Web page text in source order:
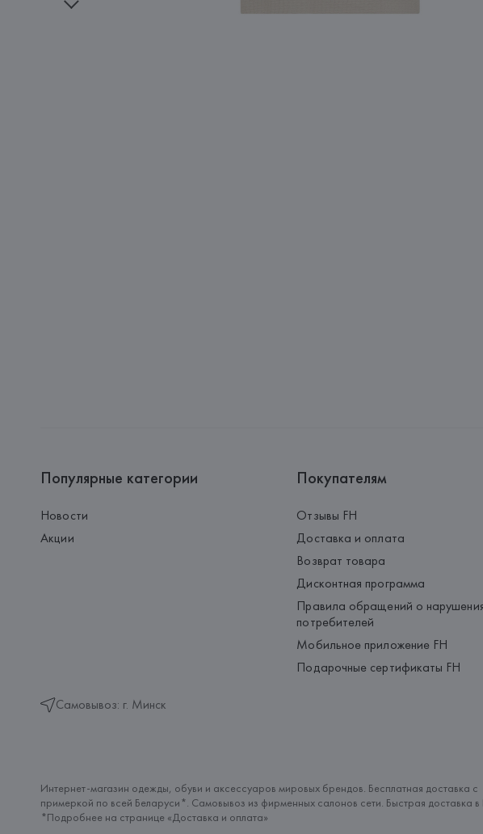
Популярные категории
Новости
Акции
Самовывоз: г. Минск
Покупателям
Отзывы FH
Доставка и оплата
Возврат товара
Дисконтная программа
Правила обращений о
потребителей
Мобильное приложение FH
Подарочные сертификаты FH
Интернет-магазин одежды, обуви и аксессуаров мировых брендов. Бесплатная доставка с
примеркой по всей Беларуси*. Самовывоз из фирменных салонов сети. Быстрая доставка
*Подробнее на странице «Доставка и оплата»